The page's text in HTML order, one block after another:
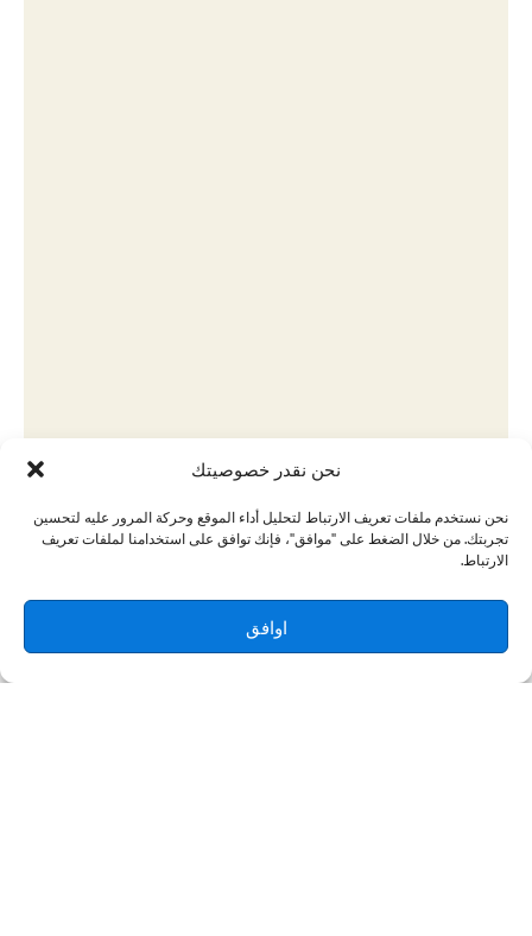
نحن نقدر خصوصيتك
نحن نستخدم ملفات تعريف الارتباط لتحليل أداء الموقع وحركة المرور عليه لتحسين
تجربتك. من خلال الضغط على "موافق"، فإنك توافق على استخدامنا لملفات تعريف
الارتباط.
اوافق